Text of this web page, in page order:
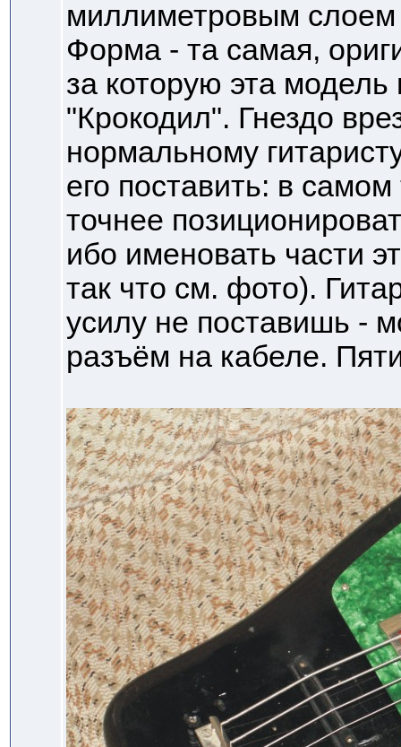
миллиметровым слоем
Форма - та самая,
за которую эта
"Крокодил". Гнездо
нормальному
его поставить: в
точнее
ибо именовать части
так что см. фото).
усилу не поставишь -
разъём на кабеле.